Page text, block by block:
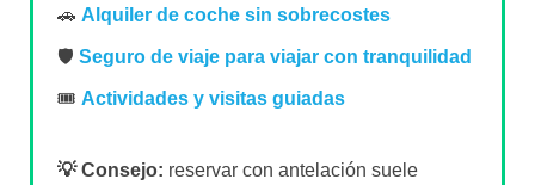
🚗 Alquiler de coche sin sobrecostes
🛡️ Seguro de viaje para viajar con tranquilidad
🎟️ Actividades y visitas guiadas
💡 Consejo: reservar con antelación suele